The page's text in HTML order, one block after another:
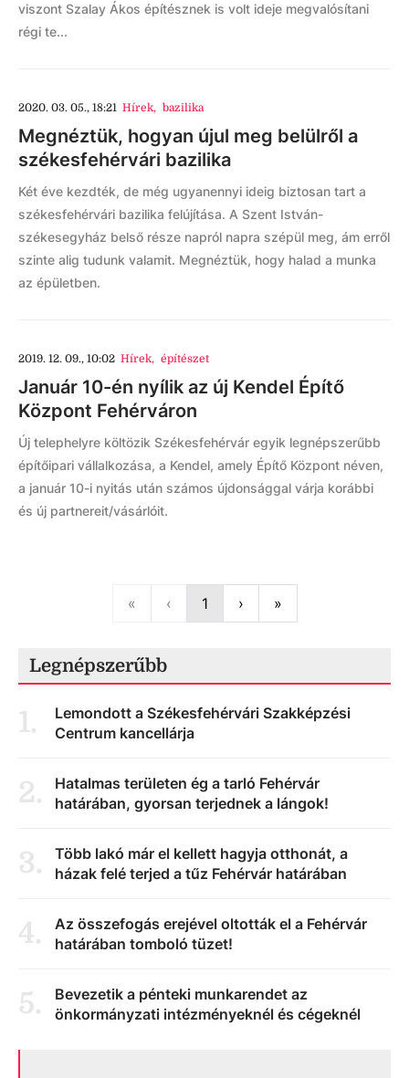
viszont Szalay Ákos építésznek is volt ideje megvalósítani
régi te...
2020. 03. 05., 18:21 Hírek, bazilika
Megnéztük, hogyan újul meg belülről a
székesfehérvári bazilika
Két éve kezdték, de még ugyanennyi ideig biztosan tart a
székesfehérvári bazilika felújítása. A Szent István-
székesegyház belső része napról napra szépül meg, ám erről
szinte alig tudunk valamit. Megnéztük, hogy halad a munka
az épületben.
2019. 12. 09., 10:02 Hírek, építészet
Január 10-én nyílik az új Kendel Építő
Központ Fehérváron
Új telephelyre költözik Székesfehérvár egyik legnépszerűbb
építőipari vállalkozása, a Kendel, amely Építő Központ néven,
a január 10-i nyitás után számos újdonsággal várja korábbi
és új partnereit/vásárlóit.
« ‹Previous
1 ›Next»Last
Legnépszerűbb
1.
Lemondott a Székesfehérvári Szakképzési
Centrum kancellárja
2.
Hatalmas területen ég a tarló Fehérvár
határában, gyorsan terjednek a lángok!
3.
Több lakó már el kellett hagyja otthonát, a
házak felé terjed a tűz Fehérvár határában
4.
Az összefogás erejével oltották el a Fehérvár
határában tomboló tüzet!
5.
Bevezetik a pénteki munkarendet az
önkormányzati intézményeknél és cégeknél